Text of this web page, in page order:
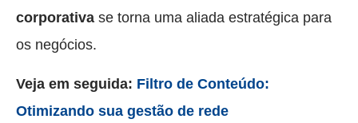
corporativa se torna uma aliada estratégica para
os negócios.
Veja em seguida: Filtro de Conteúdo:
Otimizando sua gestão de rede